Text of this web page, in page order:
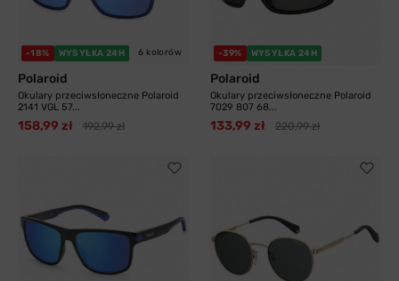
-18% WYSYŁKA 24H 6 kolorów
Polaroid
Okulary przeciwsłoneczne Polaroid
2141 VGL 57...
158,99 zł 192,99 zł
-39% WYSYŁKA 24H
Polaroid
Okulary przeciwsłoneczne Polaroid
7029 807 68...
133,99 zł 220,99 zł